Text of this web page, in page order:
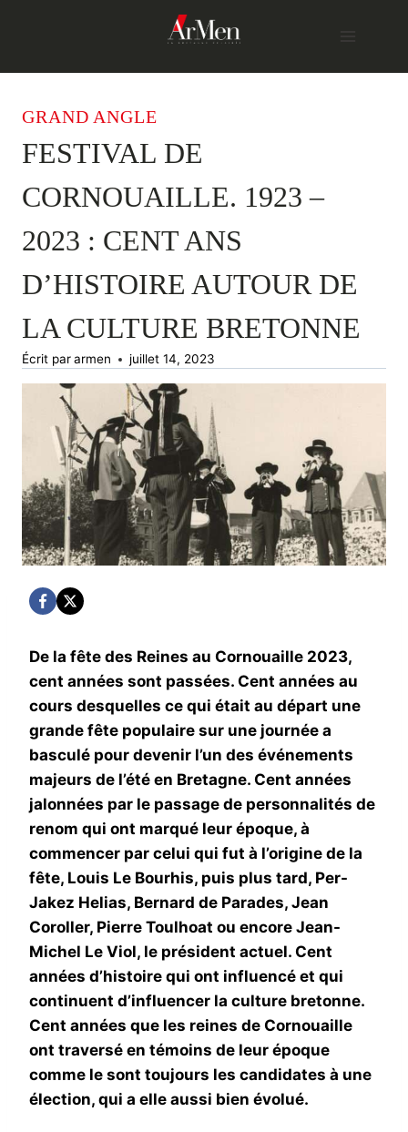
GRAND ANGLE
FESTIVAL DE
CORNOUAILLE. 1923 –
2023 : CENT ANS
D’HISTOIRE AUTOUR DE
LA CULTURE BRETONNE
Écrit pararmen juillet 14, 2023
De la fête des Reines au Cornouaille 2023,
cent années sont passées. Cent années au
cours desquelles ce qui était au départ une
grande fête populaire sur une journée a
basculé pour devenir l’un des événements
majeurs de l’été en Bretagne. Cent années
jalonnées par le passage de personnalités de
renom qui ont marqué leur époque, à
commencer par celui qui fut à l’origine de la
fête, Louis Le Bourhis, puis plus tard, Per-
Jakez Helias, Bernard de Parades, Jean
Coroller, Pierre Toulhoat ou encore Jean-
Michel Le Viol, le président actuel. Cent
années d’histoire qui ont influencé et qui
continuent d’influencer la culture bretonne.
Cent années que les reines de Cornouaille
ont traversé en témoins de leur époque
comme le sont toujours les candidates à une
élection, qui a elle aussi bien évolué.